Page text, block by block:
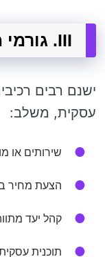
III. גורמי מפתח לצמיחה עסקית
ישנם רבים
עסקית, משלב:
שירותים או
הצעת מחיר
קהל יעד
תוכנית